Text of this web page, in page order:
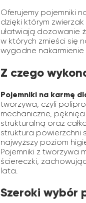
Oferujemy pojemniki
dzięki którym
ułatwiają dozowanie
w których zmieści się
wygodne nakarmienie
Z czego
Pojemniki na karmę
tworzywa, czyli
mechaniczne,
strukturalną oraz
struktura powierzchni
najwyższy poziom
Pojemniki z tworzywa
ściereczki,
lata.
Szeroki wybór